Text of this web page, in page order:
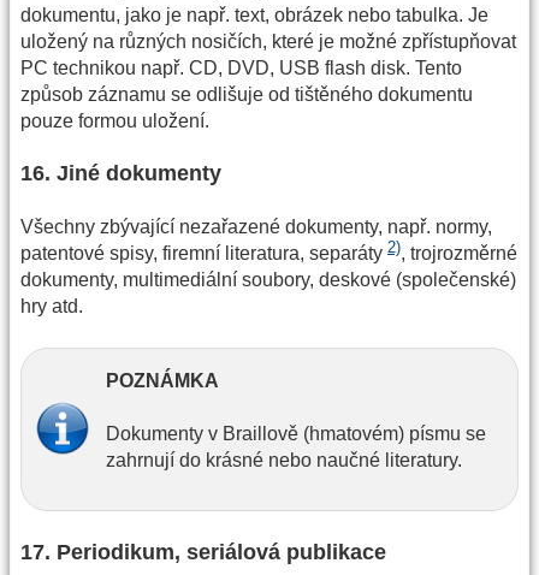
dokumentu, jako je např. text, obrázek nebo tabulka. Je
uložený na různých nosičích, které je možné zpřístupňovat
PC technikou např. CD, DVD, USB flash disk. Tento
způsob záznamu se odlišuje od tištěného dokumentu
pouze formou uložení.
16. Jiné dokumenty
Všechny zbývající nezařazené dokumenty, např. normy,
patentové spisy, firemní literatura, separáty 2), trojrozměrné
dokumenty, multimediální soubory, deskové (společenské)
hry atd.
POZNÁMKA
Dokumenty v Braillově (hmatovém) písmu se
zahrnují do krásné nebo naučné literatury.
17. Periodikum, seriálová publikace